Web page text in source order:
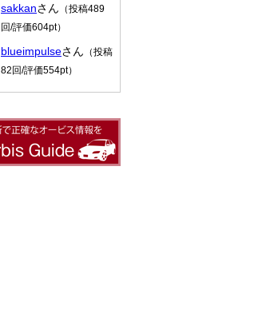
sakkanさん （投稿489
回/評価604pt）
blueimpulseさん （投稿
82回/評価554pt）